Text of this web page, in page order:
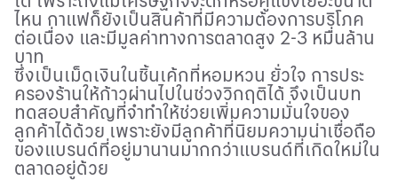
ไหน กาแฟก็ยังเป็นสินค้าที่มีความต้องการบริโภค
ต่อเนื่อง และมีมูลค่าทางการตลาดสูง 2-3 หมื่นล้าน
บาท
ซึ่งเป็นเม็ดเงินในชิ้นเค้กที่หอมหวน ยั่วใจ การประ
ครองร้านให้ก้าวผ่านไปในช่วงวิกฤติได้ จึงเป็นบท
ทดสอบสำคัญที่จำทำให้ช่วยเพิ่มความมั่นใจของ
ลูกค้าได้ด้วย เพราะยังมีลูกค้าที่นิยมความน่าเชื่อถือ
ของแบรนด์ที่อยู่มานานมากกว่าแบรนด์ที่เกิดใหม่ใน
ตลาดอยู่ด้วย